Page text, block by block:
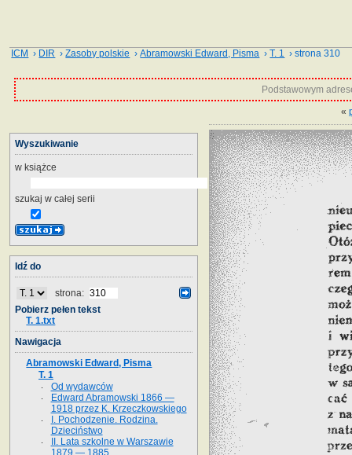
ICM › DIR ›Zasoby polskie ›Abramowski Edward, Pisma ›T. 1 › strona 310
Podstawowym
«
Wyszukiwanie
w książce
szukaj w całej serii
Idź do
strona:
Pobierz pełen tekst
T. 1.txt
Nawigacja
Abramowski Edward, Pisma
T. 1
Od wydawców
Edward Abramowski 1866 —
1918 przez K. Krzeczkowskiego
I. Pochodzenie. Rodzina.
Dzieciństwo
II. Lata szkolne w Warszawie
1879 — 1885